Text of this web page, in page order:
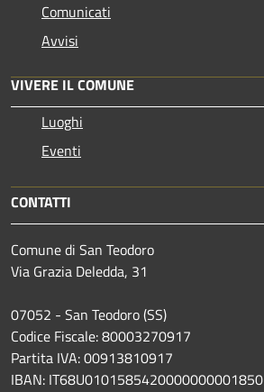
Comunicati
Avvisi
VIVERE IL COMUNE
Luoghi
Eventi
CONTATTI
Comune di San Teodoro
Via Grazia Deledda, 31
07052 - San Teodoro (SS)
Codice Fiscale: 80003270917
Partita IVA: 00913810917
IBAN: IT68U0101585420000000001850